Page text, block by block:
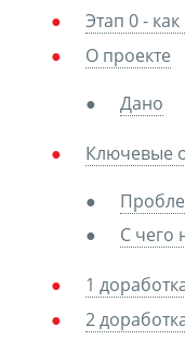
Этап 0 -
О проекте
Дано
Ключевые
С чего
1
2